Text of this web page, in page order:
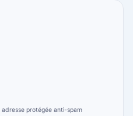
protégée anti-spam